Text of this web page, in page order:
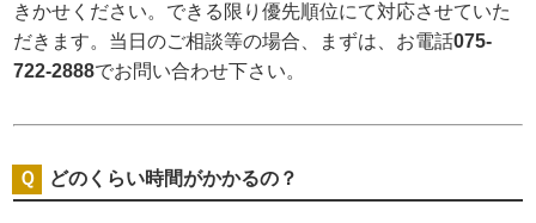
きかせください。できる限り優先順位にて対応させていた
だきます。当日のご相談等の場合、まずは、お電話075-
722-2888でお問い合わせ下さい。
どのくらい時間がかかるの？